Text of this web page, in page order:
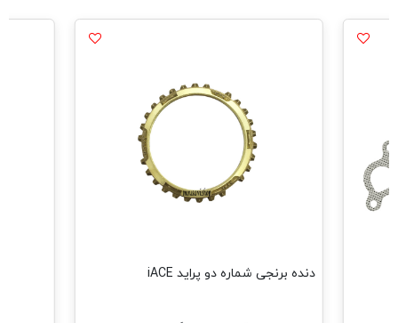
دنده برنجی شماره دو پراید iACE